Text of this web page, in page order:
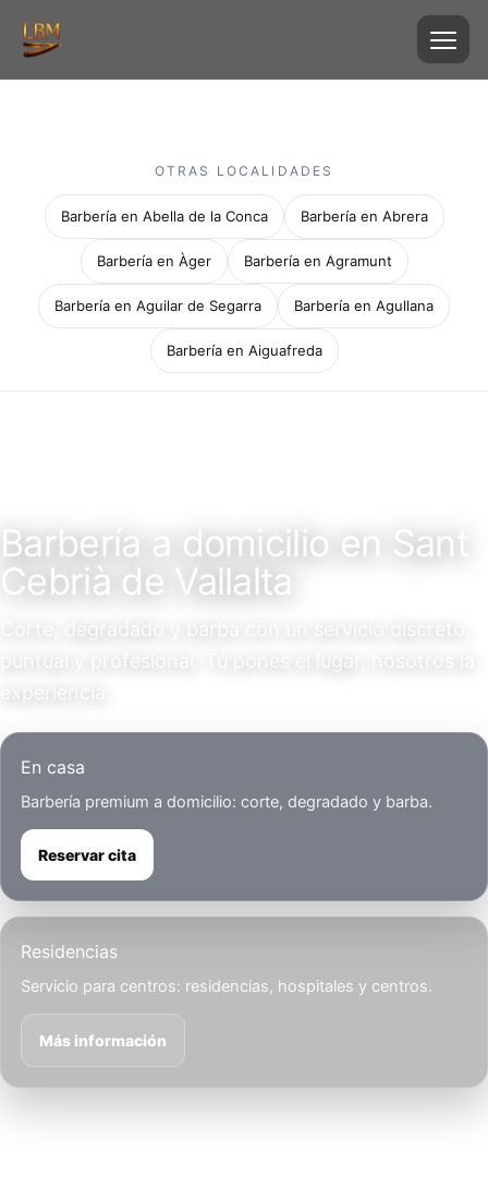
OTRAS LOCALIDADES
Barbería en Abella de la Conca Barbería en Abrera
Barbería en Àger Barbería en Agramunt
Barbería en Aguilar de Segarra Barbería en Agullana
Barbería en Aiguafreda
Barbería a domicilio en Sant
Cebrià de Vallalta
Corte, degradado y barba con un servicio discreto,
puntual y profesional. Tú pones el lugar, nosotros la
En casa
Barbería premium a domicilio: corte, degradado y barba.
Reservar cita
Residencias
Servicio para centros: residencias, hospitales y centros.
Más información